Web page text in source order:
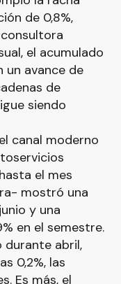
de 0,8%,
el acumulado
un avance de
de
siendo
canal moderno
el mes
mostró una
y una
en el semestre.
durante abril,
0,2%, las
Es más, el